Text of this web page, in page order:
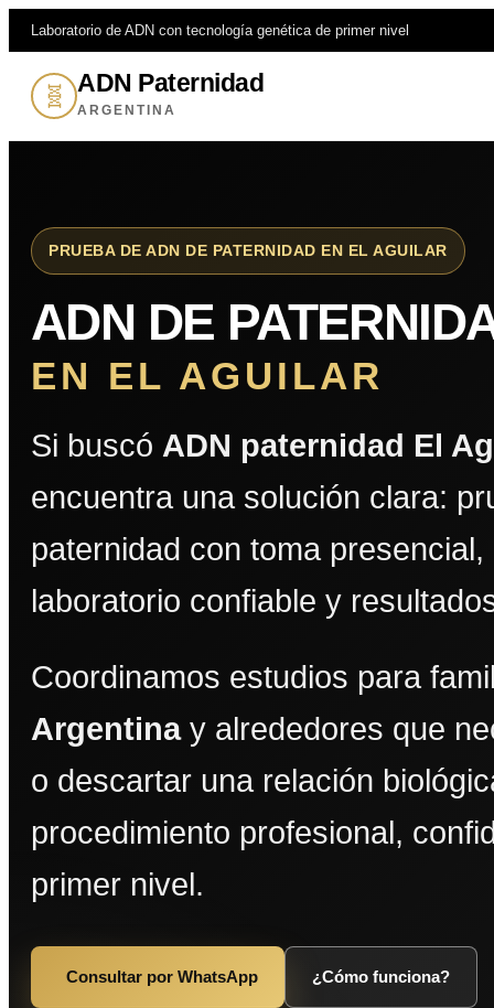
Laboratorio de ADN con tecnología genética de primer nivel
🧬 ADN Paternidad
ARGENTINA
PRUEBA DE ADN DE PATERNIDAD EN EL AGUILAR
ADN DE
EN EL AGUILAR
Si buscó ADN paternidad El
encuentra una solución clara:
paternidad con toma
laboratorio confiable y
Coordinamos estudios para
Argentinay alrededores que
o descartar una relación
procedimiento profesional,
primer nivel.
Consultar por WhatsApp ¿Cómo funciona?